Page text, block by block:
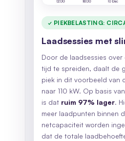
✓ PIEKBELASTING:
Laadsessies met
Door de laadsessies
tijd te spreiden, daalt de
piek in dit voorbeeld van
naar 110 kW. Op basis
is dat ruim 97% lager.
meer laadpunten binnen
netcapaciteit worden
dat de totale